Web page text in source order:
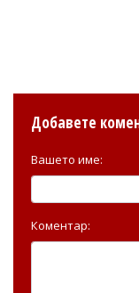
Добавете
Вашето име:
Коментар: